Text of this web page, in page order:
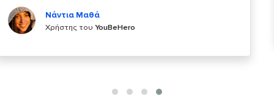
Χρήστης του